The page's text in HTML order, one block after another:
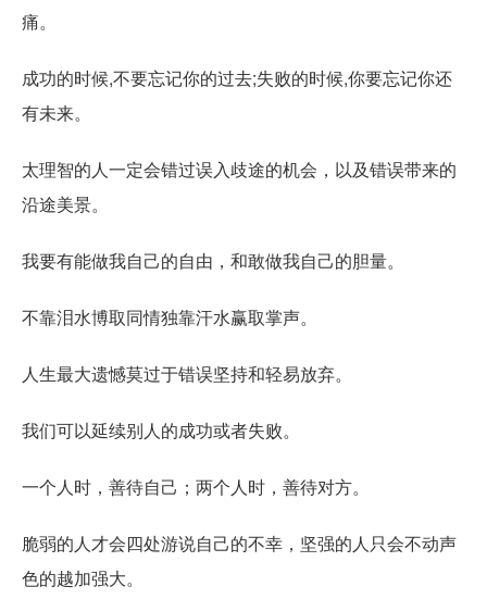
痛。
成功的时候,不要忘记你的过去;失败的时候,你要忘记你还
有未来。
太理智的人一定会错过误入歧途的机会，以及错误带来的
沿途美景。
我要有能做我自己的自由，和敢做我自己的胆量。
不靠泪水博取同情独靠汗水赢取掌声。
人生最大遗憾莫过于错误坚持和轻易放弃。
我们可以延续别人的成功或者失败。
一个人时，善待自己；两个人时，善待对方。
脆弱的人才会四处游说自己的不幸，坚强的人只会不动声
色的越加强大。